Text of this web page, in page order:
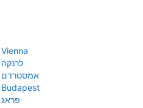
Vienna
לרנקה
אמסטרדם
Budapest
פראג